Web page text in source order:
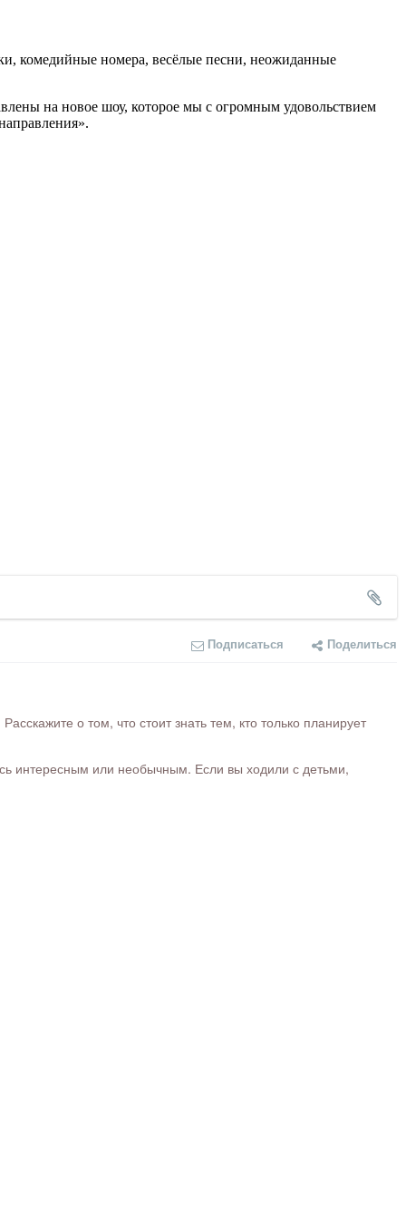
комедийные номера, весёлые песни, неожиданные
на новое шоу, которое мы с огромным удовольствием
Подписаться Поделиться
о том, что стоит знать тем, кто только планирует
интересным или необычным. Если вы ходили с детьми,